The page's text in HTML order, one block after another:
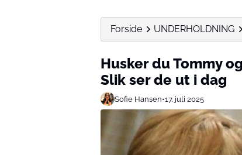
Forside UNDERHOLDNING
Husker du Tommy
Slik ser de ut i dag
Sofie Hansen•17. juli 2025